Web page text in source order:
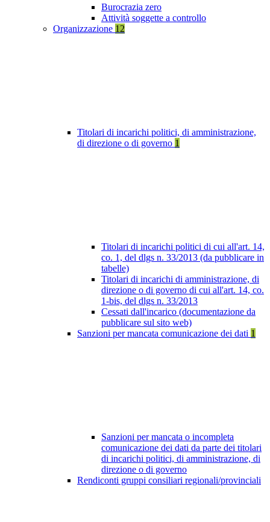
Burocrazia zero
Attività soggette a controllo
Organizzazione 12
Titolari di incarichi politici, di amministrazione,
di direzione o di governo 1
Titolari di incarichi politici di cui all'art. 14,
co. 1, del dlgs n. 33/2013 (da pubblicare in
tabelle)
Titolari di incarichi di amministrazione, di
direzione o di governo di cui all'art. 14, co.
1-bis, del dlgs n. 33/2013
Cessati dall'incarico (documentazione da
pubblicare sul sito web)
Sanzioni per mancata comunicazione dei dati 1
Sanzioni per mancata o incompleta
comunicazione dei dati da parte dei titolari
di incarichi politici, di amministrazione, di
direzione o di governo
Rendiconti gruppi consiliari regionali/provinciali